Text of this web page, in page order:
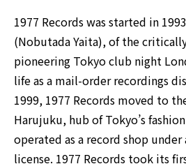
1977 Records was started in
(Nobutada Yaita), of the
pioneering Tokyo club night
life as a mail-order recordings
1999, 1977 Records moved to
Harujuku, hub of Tokyo’s
operated as a record shop
license. 1977 Records took its